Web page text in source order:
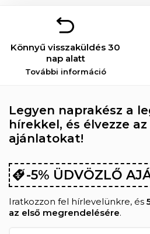
Könnyű visszaküldés 30
nap alatt
További információ
Legyen naprakész a
hírekkel, és élvezze
ajánlatokat!
-5% ÜDVÖZLŐ
Iratkozzon fel hírlevelünkre, és
az első megrendelésére.